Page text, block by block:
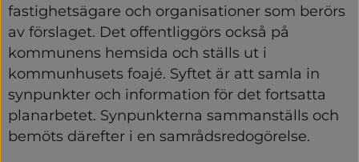
fastighetsägare och organisationer som berörs
av förslaget. Det offentliggörs också på
kommunens hemsida och ställs ut i
kommunhusets foajé. Syftet är att samla in
synpunkter och information för det fortsatta
planarbetet. Synpunkterna sammanställs och
bemöts därefter i en samrådsredogörelse.